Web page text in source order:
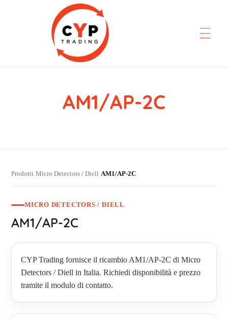
CYP Trading
AM1/AP-2C
Prodotti›Micro Detectors / Diell›AM1/AP-2C
MICRO DETECTORS / DIELL
AM1/AP-2C
CYP Trading fornisce il ricambio AM1/AP-2C di Micro
Detectors / Diell in Italia. Richiedi disponibilità e prezzo
tramite il modulo di contatto.